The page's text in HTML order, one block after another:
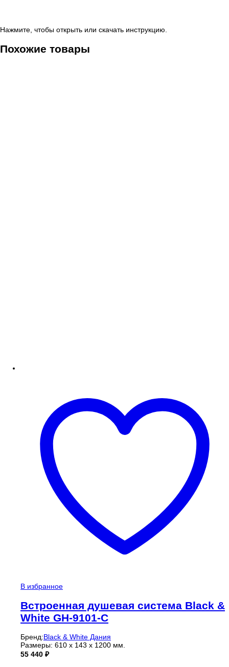
Нажмите, чтобы открыть или скачать инструкцию.
Похожие товары
В избранное
Встроенная душевая система Black &
White GH-9101-C
Бренд:Black & White Дания
Размеры: 610 x 143 x 1200 мм.
55 440 ₽